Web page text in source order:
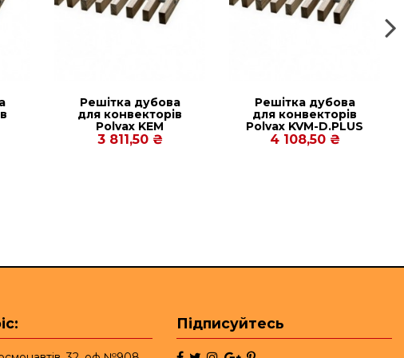
Решітка дубова
для конвекторів
Рolvax KEM
380.2000.120
3 811,50 ₴
Решітка дубова
для конвекторів
Рolvax KVM-D.PLUS
380.2250.125
4 108,50 ₴
Підписуйтесь